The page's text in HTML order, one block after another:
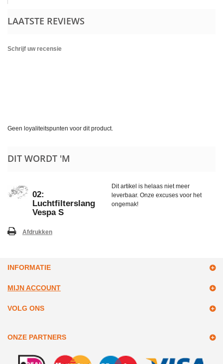
LAATSTE REVIEWS
Schrijf uw recensie
Geen loyaliteitspunten voor dit product.
DIT WORDT 'M
02:
Luchtfilterslang
Vespa S
Dit artikel is helaas niet meer
leverbaar. Onze excuses voor het
ongemak!
Afdrukken
INFORMATIE
MIJN ACCOUNT
VOLG ONS
ONZE PARTNERS